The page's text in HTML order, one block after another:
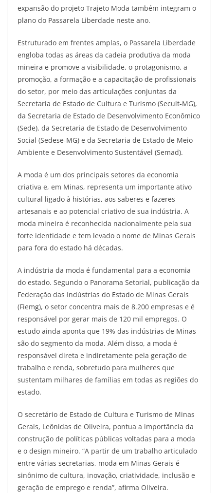
expansão do projeto Trajeto Moda também integram o
plano do Passarela Liberdade neste ano.
Estruturado em frentes amplas, o Passarela Liberdade
engloba todas as áreas da cadeia produtiva da moda
mineira e promove a visibilidade, o protagonismo, a
promoção, a formação e a capacitação de profissionais
do setor, por meio das articulações conjuntas da
Secretaria de Estado de Cultura e Turismo (Secult-MG),
da Secretaria de Estado de Desenvolvimento Econômico
(Sede), da Secretaria de Estado de Desenvolvimento
Social (Sedese-MG) e da Secretaria de Estado de Meio
Ambiente e Desenvolvimento Sustentável (Semad).
A moda é um dos principais setores da economia
criativa e, em Minas, representa um importante ativo
cultural ligado à histórias, aos saberes e fazeres
artesanais e ao potencial criativo de sua indústria. A
moda mineira é reconhecida nacionalmente pela sua
forte identidade e tem levado o nome de Minas Gerais
para fora do estado há décadas.
A indústria da moda é fundamental para a economia
do estado. Segundo o Panorama Setorial, publicação da
Federação das Indústrias do Estado de Minas Gerais
(Fiemg), o setor concentra mais de 8.200 empresas e é
responsável por gerar mais de 120 mil empregos. O
estudo ainda aponta que 19% das indústrias de Minas
são do segmento da moda. Além disso, a moda é
responsável direta e indiretamente pela geração de
trabalho e renda, sobretudo para mulheres que
sustentam milhares de famílias em todas as regiões do
estado.
O secretário de Estado de Cultura e Turismo de Minas
Gerais, Leônidas de Oliveira, pontua a importância da
construção de políticas públicas voltadas para a moda
e o design mineiro. “A partir de um trabalho articulado
entre várias secretarias, moda em Minas Gerais é
sinônimo de cultura, inovação, criatividade, inclusão e
geração de emprego e renda”, afirma Oliveira.